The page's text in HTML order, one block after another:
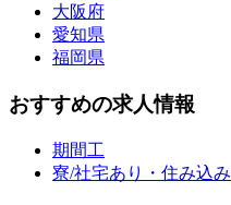
大阪府
愛知県
福岡県
おすすめの求人情報
期間工
寮/社宅あり・住み込み